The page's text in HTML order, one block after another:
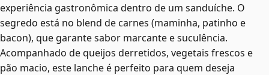
experiência gastronômica dentro de um sanduíche. O
segredo está no blend de carnes (maminha, patinho e
bacon), que garante sabor marcante e suculência.
Acompanhado de queijos derretidos, vegetais frescos e
pão macio, este lanche é perfeito para quem deseja